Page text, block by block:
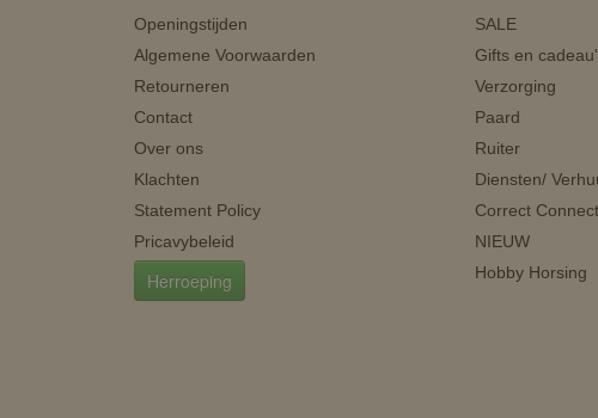
Openingstijden
Algemene Voorwaarden
Retourneren
Contact
Over ons
Klachten
Statement Policy
Pricavybeleid
Herroeping
SALE
Gifts en
Verzorging
Paard
Ruiter
Diensten/
Correct Connect
NIEUW
Hobby Horsing